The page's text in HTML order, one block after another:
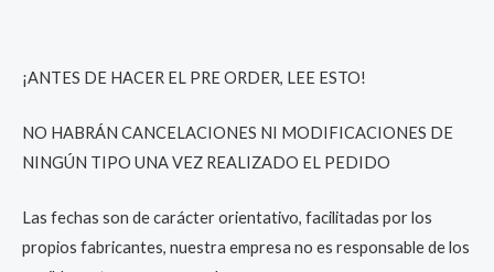
¡ANTES DE HACER EL PRE ORDER, LEE ESTO!
NO HABRÁN CANCELACIONES NI MODIFICACIONES DE
NINGÚN TIPO UNA VEZ REALIZADO EL PEDIDO
Las fechas son de carácter orientativo, facilitadas por los
propios fabricantes, nuestra empresa no es responsable de los